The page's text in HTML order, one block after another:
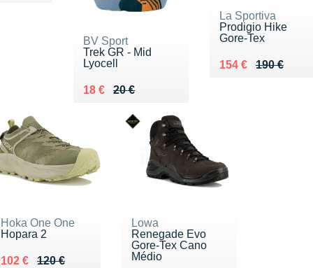
BV Sport
Trek GR - Mid
Lyocell
20 €
Au lieu de 20 €
18 €
Vendu 18 €
La Sportiva
Prodigio Hike
Gore-Tex
190 €
Au lieu de 190 €
154 €
Vendu 154 €
Hoka One One
Hopara 2
120 €
Au lieu de 120 €
102 €
Vendu 102 €
Lowa
Renegade Evo
Gore-Tex Cano
Médio